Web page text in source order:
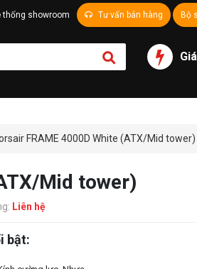
thống showroom Tư vấn bán hàng Bộ
FRAME 4000D White (ATX/Mid tower)
Mid tower)
Liên hệ
bật: